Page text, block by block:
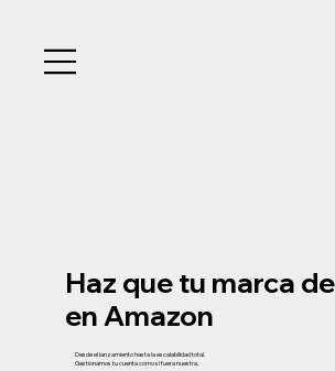
Haz que tu marca
en Amazon
Desde el lanzamiento hasta la escalabilidad total.
Gestionamos tu cuenta como si fuera nuestra.